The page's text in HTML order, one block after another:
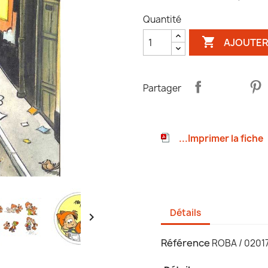

Quantité

Partager
...Imprimer la fiche
Détails
Référence ROBA /